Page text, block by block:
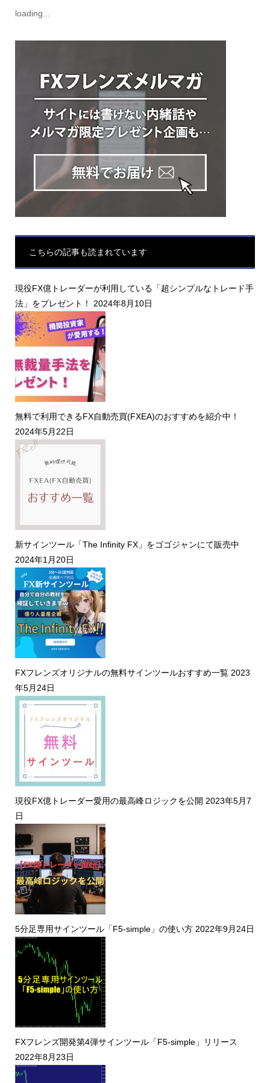
loading...
こちらの記事も読まれています
現役FX億トレーダーが利用している「超シンプルなトレード手
法」をプレゼント！
2024年8月10日
無料で利用できるFX自動売買(FXEA)のおすすめを紹介中！
2024年5月22日
新サインツール「The Infinity FX」をゴゴジャンにて販売中
2024年1月20日
FXフレンズオリジナルの無料サインツールおすすめ一覧2023
年5月24日
現役FX億トレーダー愛用の最高峰ロジックを公開 2023年5月7
日
5分足専用サインツール「F5-simple」の使い方2022年9月24日
FXフレンズ開発第4弾サインツール「F5-simple」リリース
2022年8月23日